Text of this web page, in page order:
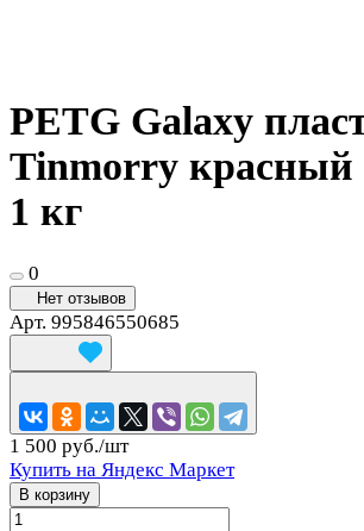
PETG Galaxy
Tinmorry красный
1 кг
0
Нет отзывов
Арт. 995846550685
1 500 руб./шт
Купить на Яндекс Маркет
В корзину